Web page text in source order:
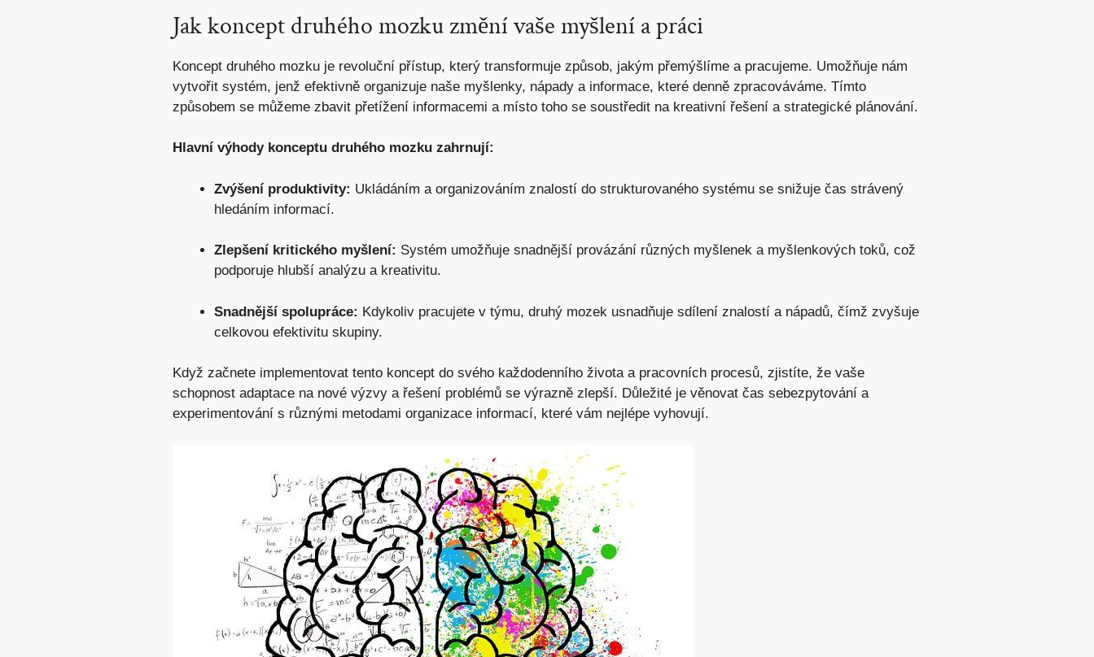
Jak ​koncept druhého mozku změní vaše myšlení a ‍práci
Koncept druhého mozku je revoluční přístup,⁣ který transformuje způsob, ⁣jakým přemýšlíme ‍a pracujeme. Umožňuje nám
vytvořit systém, jenž efektivně organizuje naše myšlenky, ‍nápady a informace, které denně zpracováváme. Tímto
způsobem se můžeme zbavit přetížení informacemi a místo toho⁣ se soustředit⁤ na kreativní řešení a ⁢strategické plánování.
Hlavní výhody konceptu druhého mozku zahrnují:
Zvýšení produktivity: Ukládáním a organizováním znalostí do strukturovaného systému ⁤se snižuje čas strávený
hledáním informací.
Zlepšení kritického myšlení: Systém umožňuje ​snadnější provázání různých myšlenek a myšlenkových toků, což
podporuje hlubší analýzu a kreativitu.
Snadnější ⁢spolupráce: Kdykoliv pracujete v týmu, druhý mozek usnadňuje⁣ sdílení​ znalostí a nápadů, čímž zvyšuje
celkovou efektivitu skupiny.
Když ⁢začnete implementovat tento koncept do svého ⁤každodenního života a pracovních procesů, zjistíte, že vaše
schopnost adaptace na nové výzvy⁣ a ⁣řešení problémů ‍se výrazně zlepší. Důležité je věnovat čas sebezpytování a
experimentování s různými metodami organizace informací, které‌ vám nejlépe ‌vyhovují.